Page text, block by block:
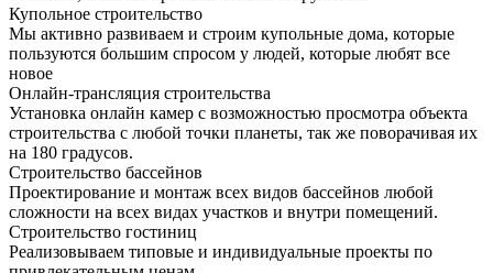
Купольное строительство
Мы активно развиваем и строим купольные дома, которые
пользуются большим спросом у людей, которые любят все
новое
Онлайн-трансляция строительства
Установка онлайн камер с возможностью просмотра объекта
строительства с любой точки планеты, так же поворачивая их
на 180 градусов.
Строительство бассейнов
Проектирование и монтаж всех видов бассейнов любой
сложности на всех видах участков и внутри помещений.
Строительство гостиниц
Реализовываем типовые и индивидуальные проекты по